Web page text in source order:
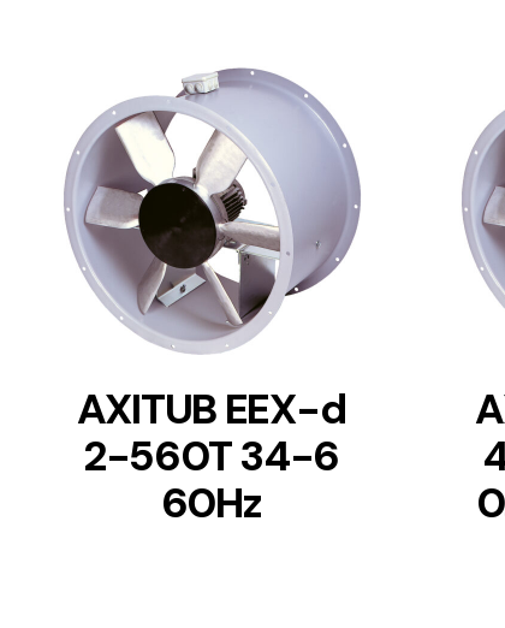
DETAILS
AXITUB EEX-d
2-560T 34-6
60Hz